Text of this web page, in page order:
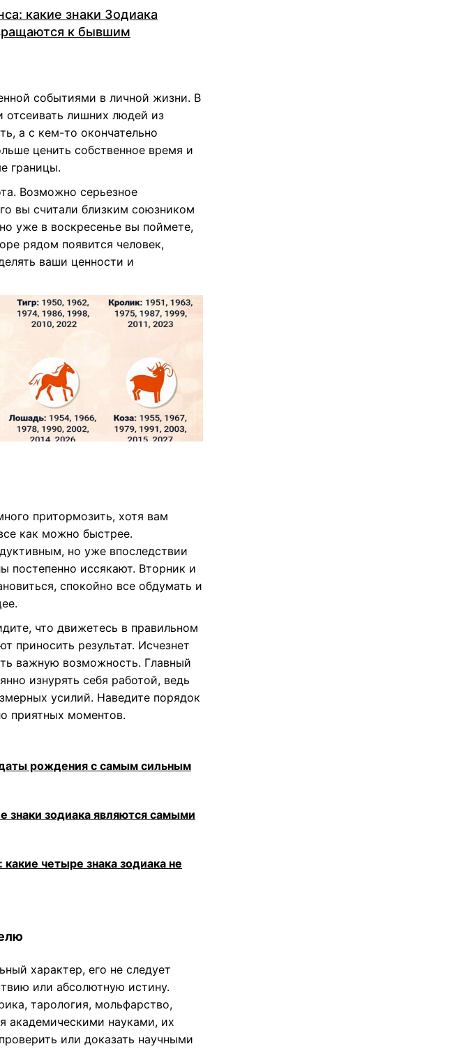
какие знаки Зодиака
к бывшим
событиями в личной жизни. В
отсеивать лишних людей из
а с кем-то окончательно
ценить собственное время и
границы.
Возможно серьезное
вы считали близким союзником
уже в воскресенье вы поймете,
рядом появится человек,
ваши ценности и
притормозить, хотя вам
как можно быстрее.
но уже впоследствии
постепенно иссякают. Вторник и
спокойно все обдумать и
что движетесь в правильном
приносить результат. Исчезнет
важную возможность. Главный
изнурять себя работой, ведь
усилий. Наведите порядок
приятных моментов.
рождения с самым сильным
знаки зодиака являются самыми
четыре знака зодиака не
характер, его не следует
или абсолютную истину.
тарология, мольфарство,
академическими науками, их
или доказать научными